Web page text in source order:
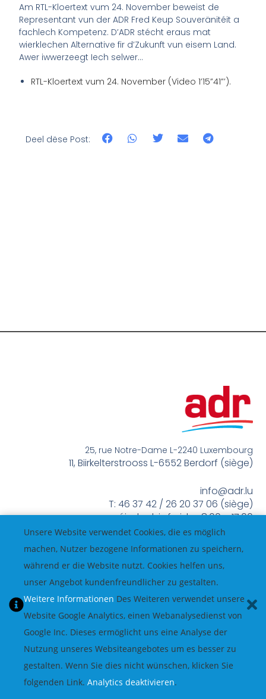
Am RTL-Kloertext vum 24. November beweist de
Representant vun der ADR Fred Keup Souveränitéit a
fachlech Kompetenz. D’ADR stécht eraus mat
wierklechen Alternative fir d’Zukunft vun eisem Land.
Awer iwwerzeegt Iech selwer…
RTL-Kloertext vum 24. November (Video 1’15”41”’).
Deel dëse Post:
25, rue Notre-Dame L-2240 Luxembourg
11, Biirkelterstrooss L-6552 Berdorf (siège)
info@adr.lu
T: 46 37 42 / 26 20 37 06 (siège)
méindes bis freides 8:00 – 17:00
© All Rights Reserved.
Unsere Website verwendet Cookies, die es möglich
machen, Nutzer bezogene Informationen zu speichern,
während er die Website nutzt. Cookies helfen uns,
unser Angebot kundenfreundlicher zu gestalten.
Weitere Informationen Des Weiteren verwendet unsere
Website Google Analytics, einen Webanalysedienst von
Google Inc. Dieses ermöglicht uns eine Analyse der
Nutzung unseres Websiteangebotes um es besser zu
gestalten. Wenn Sie dies nicht wünschen, klicken Sie
folgenden Link. Analytics deaktivieren.